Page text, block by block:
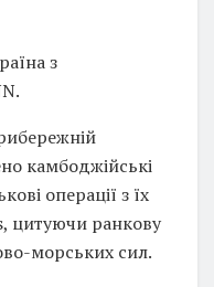
з
камбоджійські
операції з їх
цитуючи ранкову
морських сил.